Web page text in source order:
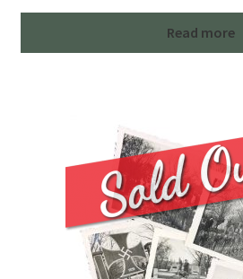
Read more